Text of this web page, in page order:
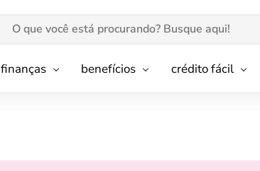
finanças benefícios crédito fácil